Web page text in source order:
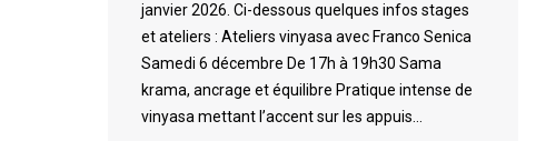
janvier 2026. Ci-dessous quelques infos stages
et ateliers : Ateliers vinyasa avec Franco Senica
Samedi 6 décembre De 17h à 19h30 Sama
krama, ancrage et équilibre Pratique intense de
vinyasa mettant l’accent sur les appuis…